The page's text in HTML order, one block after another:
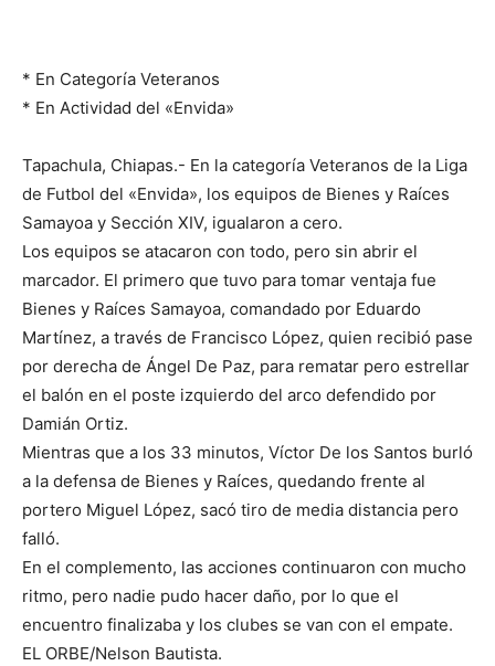
* En Categoría Veteranos
* En Actividad del «Envida»
Tapachula, Chiapas.- En la categoría Veteranos de la Liga
de Futbol del «Envida», los equipos de Bienes y Raíces
Samayoa y Sección XIV, igualaron a cero.
Los equipos se atacaron con todo, pero sin abrir el
marcador. El primero que tuvo para tomar ventaja fue
Bienes y Raíces Samayoa, comandado por Eduardo
Martínez, a través de Francisco López, quien recibió pase
por derecha de Ángel De Paz, para rematar pero estrellar
el balón en el poste izquierdo del arco defendido por
Damián Ortiz.
Mientras que a los 33 minutos, Víctor De los Santos burló
a la defensa de Bienes y Raíces, quedando frente al
portero Miguel López, sacó tiro de media distancia pero
falló.
En el complemento, las acciones continuaron con mucho
ritmo, pero nadie pudo hacer daño, por lo que el
encuentro finalizaba y los clubes se van con el empate.
EL ORBE/Nelson Bautista.